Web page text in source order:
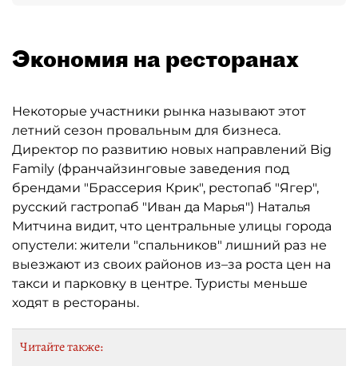
Экономия на ресторанах
Некоторые участники рынка называют этот
летний сезон провальным для бизнеса.
Директор по развитию новых направлений Big
Family (франчайзинговые заведения под
брендами "Брассерия Крик", рестопаб "Ягер",
русский гастропаб "Иван да Марья") Наталья
Митчина видит, что центральные улицы города
опустели: жители "спальников" лишний раз не
выезжают из своих районов из–за роста цен на
такси и парковку в центре. Туристы меньше
ходят в рестораны.
Читайте также: